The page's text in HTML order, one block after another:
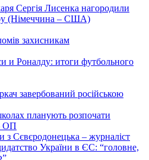
Сергія Лисенка нагородили
(Німеччина – США)
захисникам
и Роналду: итоги футбольного
завербований російською
планують розпочати
ОП
з Сєвєродонецька – журналіст
України в ЄС: “головне,